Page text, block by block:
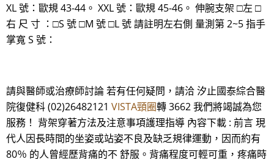
XL 號：歐規 43-44。 XXL 號：歐規 45-46。 伸腕支架 □左 □
右 尺 寸 ：□S 號 □M 號 □L 號 請註明左右側 量測第 2~5 指手
掌寬 S 號：
請與醫師或治療師討論 若有任何疑問，請洽 汐止國泰綜合醫
院復健科 (02)26482121 VISTA頸圈轉 3662 我們將竭誠為您
服務！ 背架穿著方法及注意事項護理指導 內容下載 : 前言 現
代人因長時間的坐姿或站姿不良及缺乏規律運動，因而約有
80％ 的人曾經歷背痛的不 舒服。背痛程度可輕可重，疼痛時